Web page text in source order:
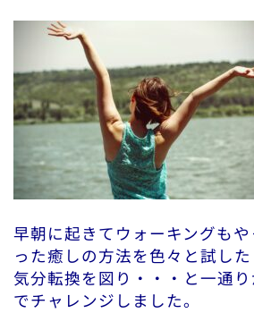
早朝に起きてウォーキングも
った癒しの方法を色々と試し
気分転換を図り・・・と一通
でチャレンジしました。